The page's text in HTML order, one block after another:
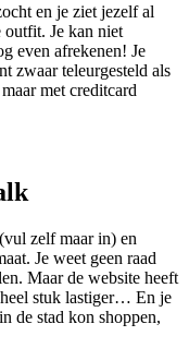
en je ziet jezelf al
outfit. Je kan niet
even afrekenen! Je
zwaar teleurgesteld als
met creditcard
zelf maar in) en
Je weet geen raad
Maar de website heeft
stuk lastiger… En je
de stad kon shoppen,